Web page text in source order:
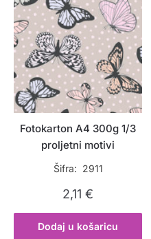
Fotokarton A4 300g 1/3
proljetni motivi
Šifra: 2911
2,11€
Dodaj u košaricu